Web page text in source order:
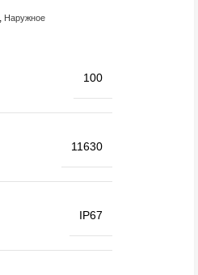
Наружное
100
11630
IP67